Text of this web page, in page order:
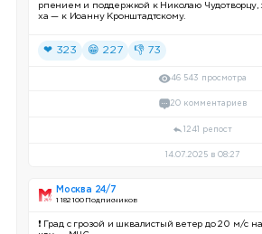
рпением и поддержкой к Николаю Чудотворцу,
ха — к Иоанну Кронштадтскому.
❤ 323 😁 227 👎 73
46 543 просмотра
20 комментариев
1241 репост
14.07.2025 в 08:27
Москва 24/7
1 182 100 Подписчиков
❗️Град с грозой и шквалистый ветер до 20 м/с